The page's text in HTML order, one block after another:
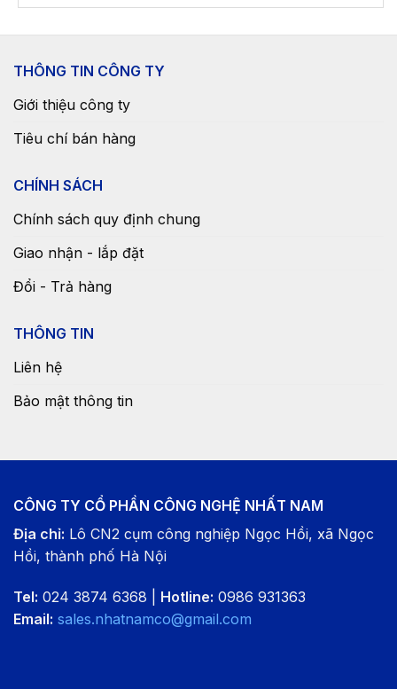
THÔNG TIN CÔNG TY
Giới thiệu công ty
Tiêu chí bán hàng
CHÍNH SÁCH
Chính sách quy định chung
Giao nhận - lắp đặt
Đổi - Trả hàng
THÔNG TIN
Liên hệ
Bảo mật thông tin
CÔNG TY CỔ PHẦN CÔNG NGHỆ NHẤT NAM
Địa chỉ: Lô CN2 cụm công nghiệp Ngọc Hồi, xã Ngọc
Hồi, thành phố Hà Nội
Tel: 024 3874 6368 | Hotline: 0986 931363
Email: sales.nhatnamco@gmail.com